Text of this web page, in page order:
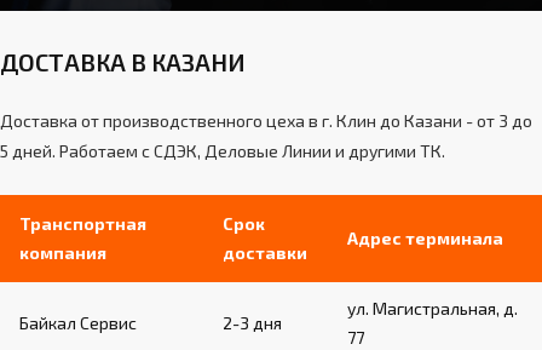
ДОСТАВКА В КАЗАНИ
Доставка от производственного цеха в г. Клин до Казани - от 3 до
5 дней. Работаем с СДЭК, Деловые Линии и другими ТК.
Транспортная
компания
Срок
доставки
Адрес терминала
Байкал Сервис 2-3 дня
ул. Магистральная, д.
77